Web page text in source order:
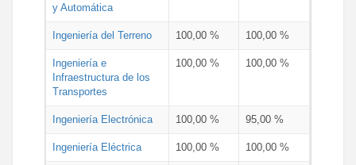
y Automática
Ingeniería del Terreno 100,00 % 100,00 %
Ingeniería e
Infraestructura de los
Transportes
100,00 % 100,00 %
Ingeniería Electrónica 100,00 % 95,00 %
Ingeniería Eléctrica 100,00 % 100,00 %